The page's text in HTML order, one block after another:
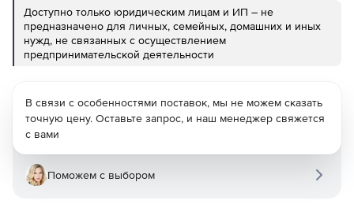
Доступно только юридическим лицам и ИП – не
предназначено для личных, семейных, домашних и иных
нужд, не связанных с осуществлением
предпринимательской деятельности
В связи с особенностями поставок, мы не можем сказать
точную цену. Оставьте запрос, и наш менеджер свяжется
с вами
Поможем с выбором